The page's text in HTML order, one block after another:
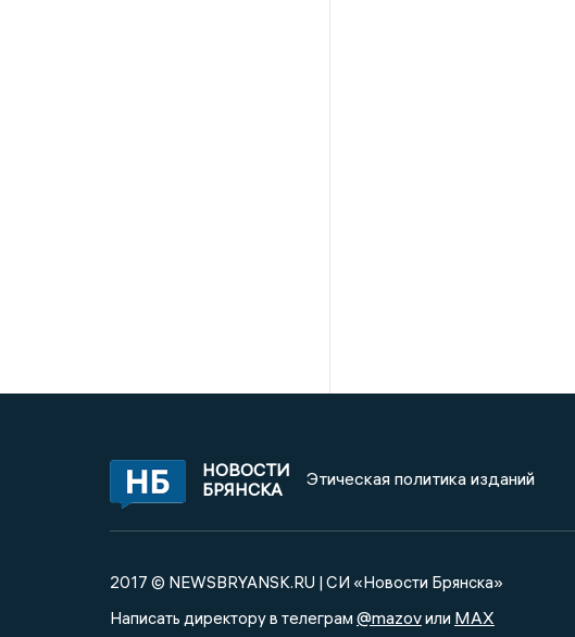
НОВОСТИ
БРЯНСКА
Этическая политика изданий
2017 © NEWSBRYANSK.RU | СИ «Новости Брянска»
Написать директору в телеграм @mazovили MAX